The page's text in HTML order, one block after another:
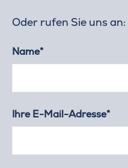
Oder rufen Sie uns an:
Name*
Ihre E-Mail-Adresse*